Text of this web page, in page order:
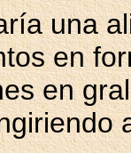
una
en
en